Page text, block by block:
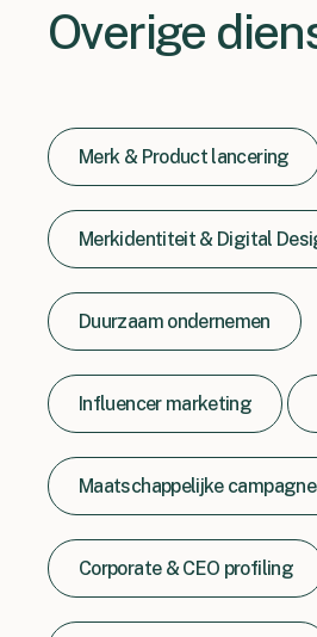
Overige
Merk & Product lancering
Merkidentiteit & Digital
Duurzaam ondernemen
Influencer marketing
Maatschappelijke
Corporate & CEO profiling